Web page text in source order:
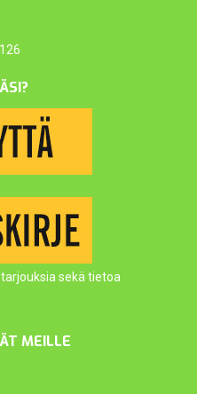
sekä tietoa
MEILLE